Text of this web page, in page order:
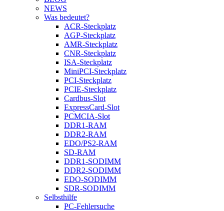
NEWS
Was bedeutet?
ACR-Steckplatz
AGP-Steckplatz
AMR-Steckplatz
CNR-Steckplatz
ISA-Steckplatz
MiniPCI-Steckplatz
PCI-Steckplatz
PCIE-Steckplatz
Cardbus-Slot
ExpressCard-Slot
PCMCIA-Slot
DDR1-RAM
DDR2-RAM
EDO/PS2-RAM
SD-RAM
DDR1-SODIMM
DDR2-SODIMM
EDO-SODIMM
SDR-SODIMM
Selbsthilfe
PC-Fehlersuche